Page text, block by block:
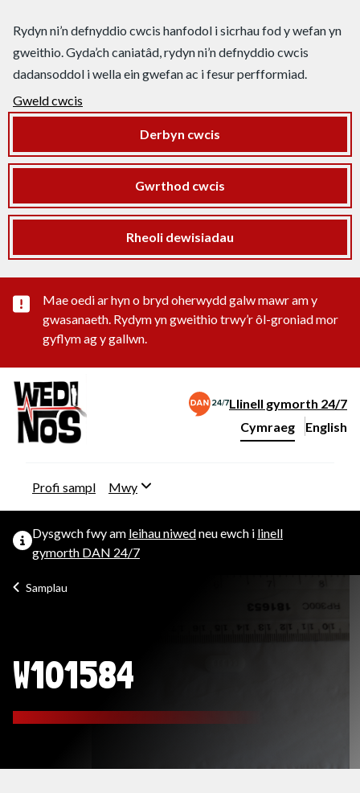
Rydyn ni’n defnyddio cwcis hanfodol i sicrhau fod y wefan yn
gweithio. Gyda’ch caniatâd, rydyn ni’n defnyddio cwcis
dadansoddol i wella ein gwefan ac i fesur perfformiad.
Gweld cwcis
Derbyn cwcis
Gwrthod cwcis
Rheoli dewisiadau
Rhybudd sylwedd pwysig
Mae oedi ar hyn o bryd oherwydd galw mawr am y
gwasanaeth. Rydym yn gweithio trwy’r ôl-groniad mor
gyflym ag y gallwn.
Llinell gymorth 24/7
Newid iaith y wefan
Cymraeg English
–
Profi sampl Mwy
Dysgwch fwy am leihau niwedneu ewch i linell
gymorth DAN 24/7
Samplau
W101584